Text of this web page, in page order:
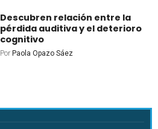
Descubren relación entre la
pérdida auditiva y el deterioro
cognitivo
Por Paola Opazo Sáez